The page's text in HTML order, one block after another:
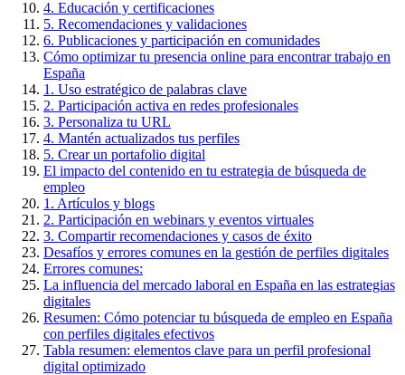
4. Educación y certificaciones
5. Recomendaciones y validaciones
6. Publicaciones y participación en comunidades
Cómo optimizar tu presencia online para encontrar trabajo en
España
1. Uso estratégico de palabras clave
2. Participación activa en redes profesionales
3. Personaliza tu URL
4. Mantén actualizados tus perfiles
5. Crear un portafolio digital
El impacto del contenido en tu estrategia de búsqueda de
empleo
1. Artículos y blogs
2. Participación en webinars y eventos virtuales
3. Compartir recomendaciones y casos de éxito
Desafíos y errores comunes en la gestión de perfiles digitales
Errores comunes:
La influencia del mercado laboral en España en las estrategias
digitales
Resumen: Cómo potenciar tu búsqueda de empleo en España
con perfiles digitales efectivos
Tabla resumen: elementos clave para un perfil profesional
digital optimizado